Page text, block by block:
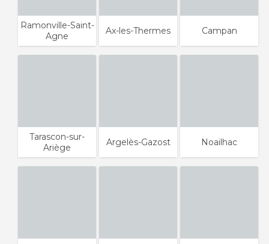
Ramonville-Saint-
Agne
Ax-les-Thermes Campan
Tarascon-sur-
Ariège
Argelès-Gazost Noailhac